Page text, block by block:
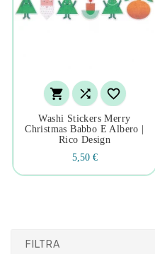
  
Washi Stickers Merry
Christmas Babbo E Albero |
Rico Design
5,50 €
FILTRA